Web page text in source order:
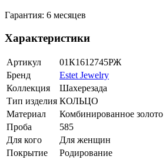
Гарантия: 6 месяцев
Характеристики
Артикул
01К1612745РЖ
Бренд
Estet Jewelry
Коллекция
Шахерезада
Тип изделия КОЛЬЦО
Материал
Комбинированное золото
Проба
585
Для кого
Для женщин
Покрытие
Родирование